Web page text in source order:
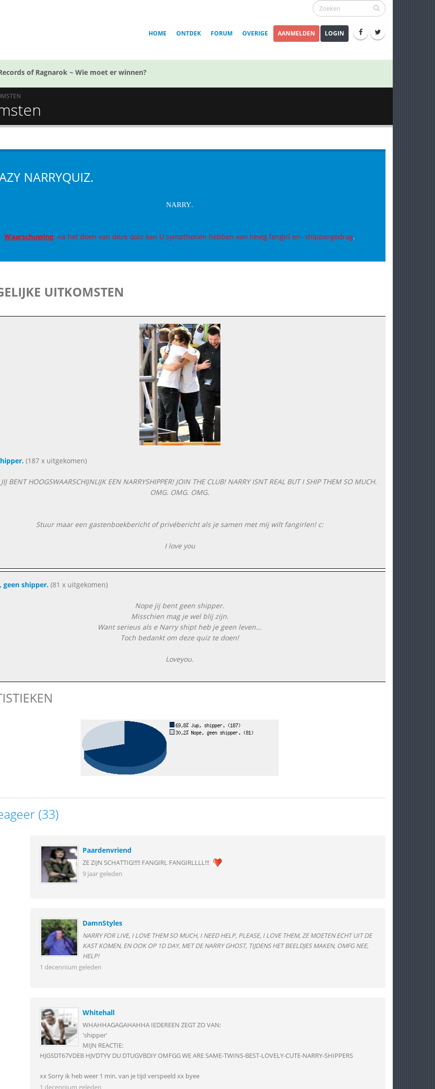
HOME ONTDEK FORUM OVERIGE AANMELDEN LOGIN
of Ragnarok ~ Wie moet er winnen?
NARRYQUIZ.
NARRY.
Waarschuwing: na het doen van deze quiz kan U sympthonen hebben van hevig fangirl en- shippergedrag.
UITKOMSTEN
(187 x uitgekomen)
BENT HOOGSWAARSCHIJNLIJK EEN NARRYSHIPPER! JOIN THE CLUB! NARRY ISNT REAL BUT I SHIP THEM SO MUCH.
OMG. OMG. OMG.
Stuur maar een gastenboekbericht of privébericht als je samen met mij wilt fangirlen! c:
I love you
geen shipper.(81 x uitgekomen)
Nope jij bent geen shipper.
Misschien mag je wel blij zijn.
Want serieus als e Narry shipt heb je geen leven...
Toch bedankt om deze quiz te doen!
Loveyou.
(33)
Paardenvriend
ZE ZIJN SCHATTIG!!!!! FANGIRL FANGIRLLLL!!!
9 jaar geleden
DamnStyles
NARRY FOR LIVE, I LOVE THEM SO MUCH, I NEED HELP, PLEASE, I LOVE THEM, ZE MOETEN ECHT UIT DE
KAST KOMEN, EN OOK OP 1D DAY, MET DE NARRY GHOST, TIJDENS HET BEELDJES MAKEN, OMFG NEE,
HELP!
1 decennium geleden
Whitehall
WHAHHAGAGAHAHHA IEDEREEN ZEGT ZO VAN:
'shipper'
MIJN REACTIE:
HJGSDT67VDEB HJVDTYV DU DTUGVBDIY OMFGG WE ARE SAME-TWINS-BEST-LOVELY-CUTE-NARRY-SHIPPERS
xx Sorry ik heb weer 1 min. van je tijd verspeeld xx byee
1 decennium geleden